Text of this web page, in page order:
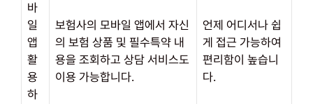
바
일
앱
활
용
하
보험사의 모바일 앱에서 자신
의 보험 상품 및 필수특약 내
용을 조회하고 상담 서비스도
이용 가능합니다.
언제 어디서나 쉽
게 접근 가능하여
편리함이 높습니
다.